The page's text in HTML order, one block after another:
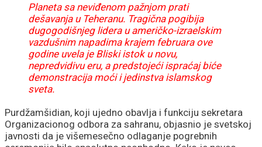
Planeta sa neviđenom pažnjom prati
dešavanja u Teheranu. Tragična pogibija
dugogodišnjeg lidera u američko-izraelskim
vazdušnim napadima krajem februara ove
godine uvela je Bliski istok u novu,
nepredvidivu eru, a predstojeći ispraćaj biće
demonstracija moći i jedinstva islamskog
sveta.
Purdžamšidian, koji ujedno obavlja i funkciju sekretara
Organizacionog odbora za sahranu, objasnio je svetskoj
javnosti da je višemesečno odlaganje pogrebnih